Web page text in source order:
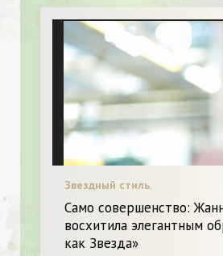
Звездный стиль.
Само совершенство:
восхитила элегантным
как Звезда»